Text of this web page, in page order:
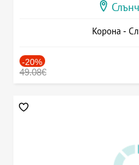
Корона -
-20%
49.08€